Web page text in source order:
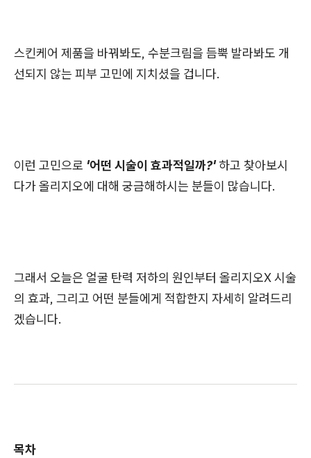
스킨케어 제품을 바꿔봐도, 수분크림을 듬뿍 발라봐도 개
선되지 않는 피부 고민에 지치셨을 겁니다.
이런 고민으로 '어떤 시술이 효과적일까?'하고 찾아보시
다가 올리지오에 대해 궁금해하시는 분들이 많습니다.
그래서 오늘은 얼굴 탄력 저하의 원인부터 올리지오X 시술
의 효과, 그리고 어떤 분들에게 적합한지 자세히 알려드리
겠습니다.
목차